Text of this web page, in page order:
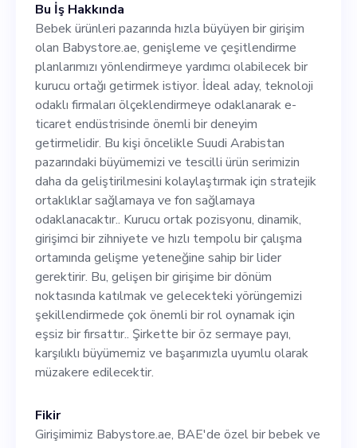
büyümemizi ve tescilli ürün
serimizin daha da
geliştirilmesini
kolaylaştırmak için stratejik
ortaklıklar sağlamaya ve fon
sağlamaya odaklanacaktır..
Kurucu ortak pozisyonu,
dinamik, girişimci bir
zihniyete ve hızlı tempolu bir
çalışma ortamında gelişme
yeteneğine sahip bir lider
gerektirir. Bu, gelişen bir
girişime bir dönüm
gelecekteki yörüngemizi
Bu İş Hakkında
Bebek ürünleri pazarında hızla büyüyen bir girişim
olan Babystore.ae, genişleme ve çeşitlendirme
planlarımızı yönlendirmeye yardımcı olabilecek bir
kurucu ortağı getirmek istiyor. İdeal aday, teknoloji
odaklı firmaları ölçeklendirmeye odaklanarak e-
ticaret endüstrisinde önemli bir deneyim
getirmelidir. Bu kişi öncelikle Suudi Arabistan
pazarındaki büyümemizi ve tescilli ürün serimizin
daha da geliştirilmesini kolaylaştırmak için stratejik
ortaklıklar sağlamaya ve fon sağlamaya
odaklanacaktır.. Kurucu ortak pozisyonu, dinamik,
girişimci bir zihniyete ve hızlı tempolu bir çalışma
ortamında gelişme yeteneğine sahip bir lider
gerektirir. Bu, gelişen bir girişime bir dönüm
noktasında katılmak ve gelecekteki yörüngemizi
şekillendirmede çok önemli bir rol oynamak için
eşsiz bir fırsattır.. Şirkette bir öz sermaye payı,
karşılıklı büyümemiz ve başarımızla uyumlu olarak
müzakere edilecektir.
Fikir
Girişimimiz Babystore.ae, BAE'de özel bir bebek ve